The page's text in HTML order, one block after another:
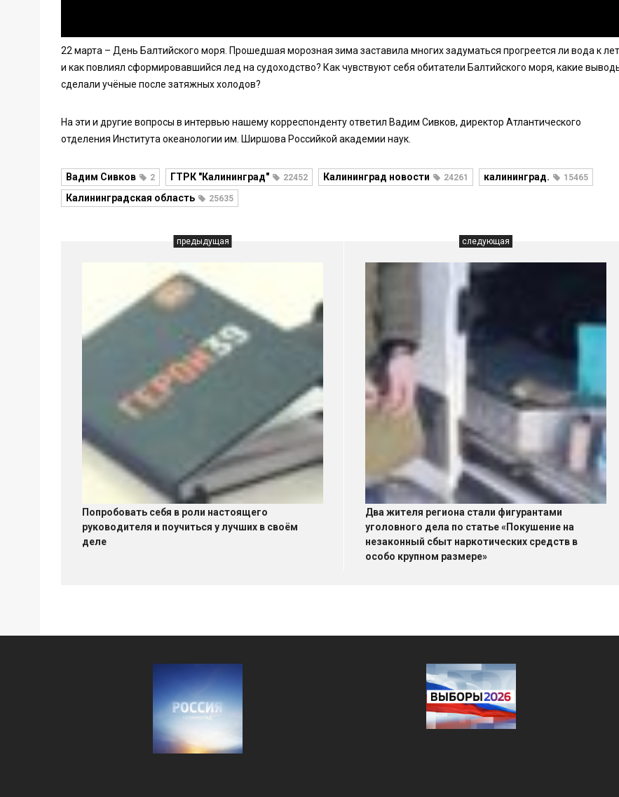
22 марта – День Балтийского моря. Прошедшая морозная зима заставила многих задуматься прогреется ли вода к
и как повлиял сформировавшийся лед на судоходство? Как чувствуют себя обитатели Балтийского моря, какие
сделали учёные после затяжных холодов?
На эти и другие вопросы в интервью нашему корреспонденту ответил Вадим Сивков, директор Атлантического
отделения Института океанологии им. Ширшова Российкой академии наук.
Вадим Сивков 2 ГТРК "Калининград" 22452 Калининград новости 24261 калининград. 15465
Калининградская область 25635
предыдущая
Попробовать себя в роли настоящего
руководителя и поучиться у лучших в своём
деле
следующая
Два жителя региона стали фигурантами
уголовного дела по статье «Покушение на
незаконный сбыт наркотических средств в
особо крупном размере»